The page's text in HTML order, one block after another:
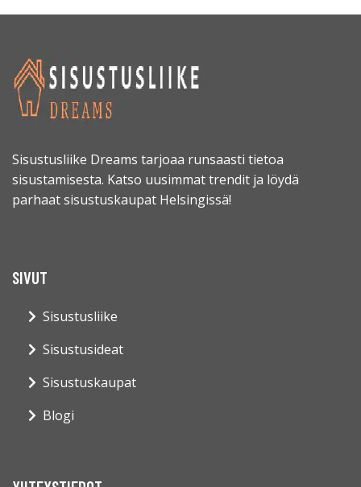
Sisustusliike Dreams tarjoaa runsaasti tietoa
sisustamisesta. Katso uusimmat trendit ja löydä
parhaat sisustuskaupat Helsingissä!
SIVUT
Sisustusliike
Sisustusideat
Sisustuskaupat
Blogi